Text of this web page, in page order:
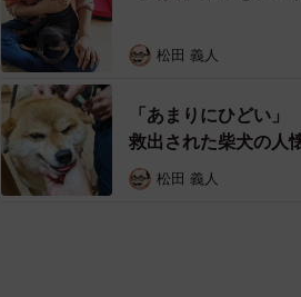
部屋中は荒れ果てていました。ゴミ
を失いましたが、優先すべきはワン
松田 義人
「あまりにひどい
救出された柴犬の人
松田 義人